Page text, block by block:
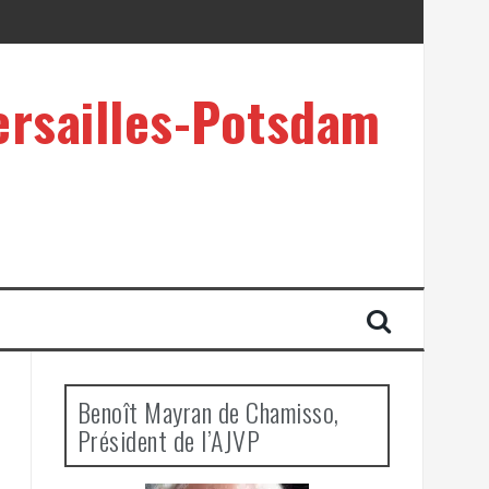
Potsdam
Benoît Mayran de Chamisso,
Président de l’AJVP